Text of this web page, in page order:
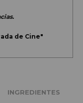
de Cine"
INGREDIENTES